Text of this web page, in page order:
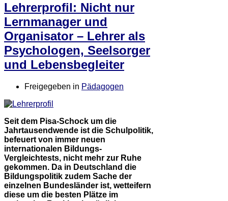
Lehrerprofil: Nicht nur
Lernmanager und
Organisator – Lehrer als
Psychologen, Seelsorger
und Lebensbegleiter
Freigegeben in Pädagogen
Seit dem Pisa-Schock um die
Jahrtausendwende ist die Schulpolitik,
befeuert von immer neuen
internationalen Bildungs-
Vergleichtests, nicht mehr zur Ruhe
gekommen. Da in Deutschland die
Bildungspolitik zudem Sache der
einzelnen Bundesländer ist, wetteifern
diese um die besten Plätze im